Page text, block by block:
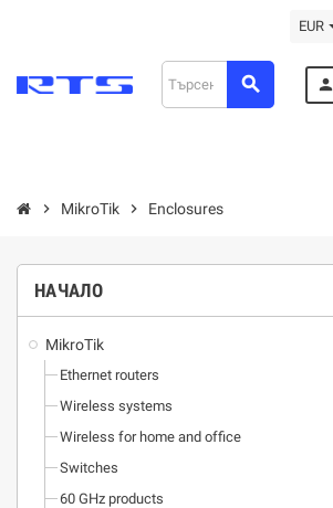
EUR
search person
chevron_right MikroTik chevron_right Enclosures
НАЧАЛО
MikroTik
Ethernet routers
Wireless systems
Wireless for home and office
Switches
60 GHz products